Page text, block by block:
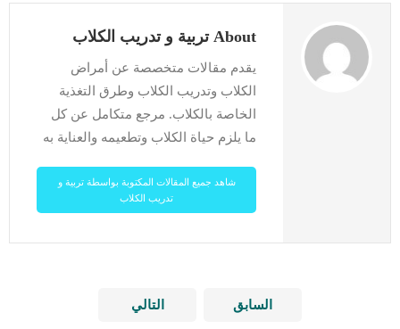
About تربية و تدريب الكلاب
يقدم مقالات متخصصة عن أمراض
الكلاب وتدريب الكلاب وطرق التغذية
الخاصة بالكلاب. مرجع متكامل عن كل
ما يلزم حياة الكلاب وتطعيمه والعناية به
شاهد جميع المقالات المكتوبة بواسطة تربية و
تدريب الكلاب
السابق التالي